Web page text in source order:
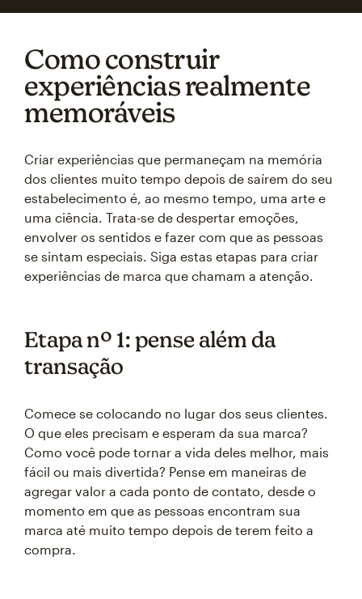
Como construir
experiências realmente
memoráveis
Criar experiências que permaneçam na memória
dos clientes muito tempo depois de saírem do seu
estabelecimento é, ao mesmo tempo, uma arte e
uma ciência. Trata-se de despertar emoções,
envolver os sentidos e fazer com que as pessoas
se sintam especiais. Siga estas etapas para criar
experiências de marca que chamam a atenção.
Etapa nº 1: pense além da
transação
Comece se colocando no lugar dos seus clientes.
O que eles precisam e esperam da sua marca?
Como você pode tornar a vida deles melhor, mais
fácil ou mais divertida? Pense em maneiras de
agregar valor a cada ponto de contato, desde o
momento em que as pessoas encontram sua
marca até muito tempo depois de terem feito a
compra.